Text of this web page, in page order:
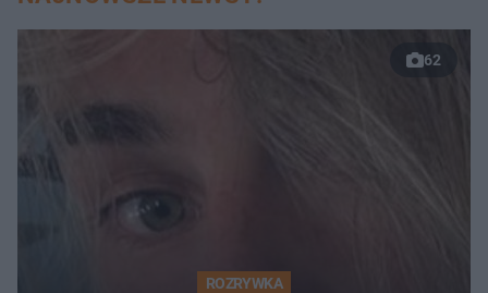
62
ROZRYWKA